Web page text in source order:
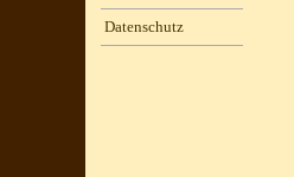
Datenschutz